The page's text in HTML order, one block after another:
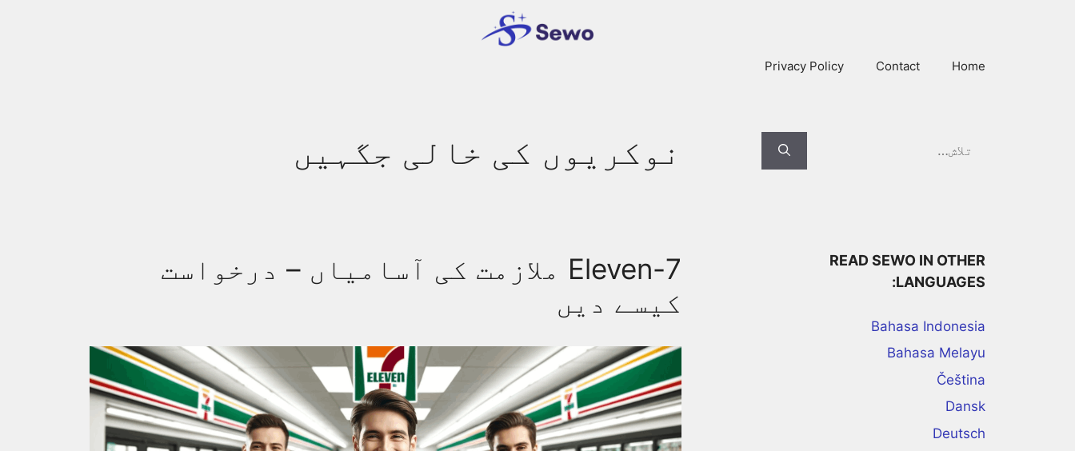
Home
Contact
Privacy Policy
نوکریوں کی خالی جگہیں
7-Eleven ملازمت کی آسامیاں – درخواست
کیسے دیں
for:
READ SEWO IN OTHER
LANGUAGES:
Bahasa Indonesia
Bahasa Melayu
Čeština
Dansk
Deutsch